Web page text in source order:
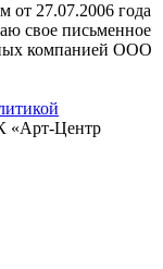
от 27.07.2006 года
свое письменное
компанией ООО
Центр